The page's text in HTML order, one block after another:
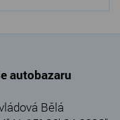
autobazaru
Bělá